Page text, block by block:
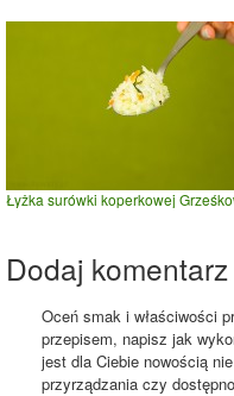
Łyżka surówki koperkowej
Dodaj
Oceń smak i właściwości
przepisem, napisz jak
jest dla Ciebie nowością
przyrządzania czy